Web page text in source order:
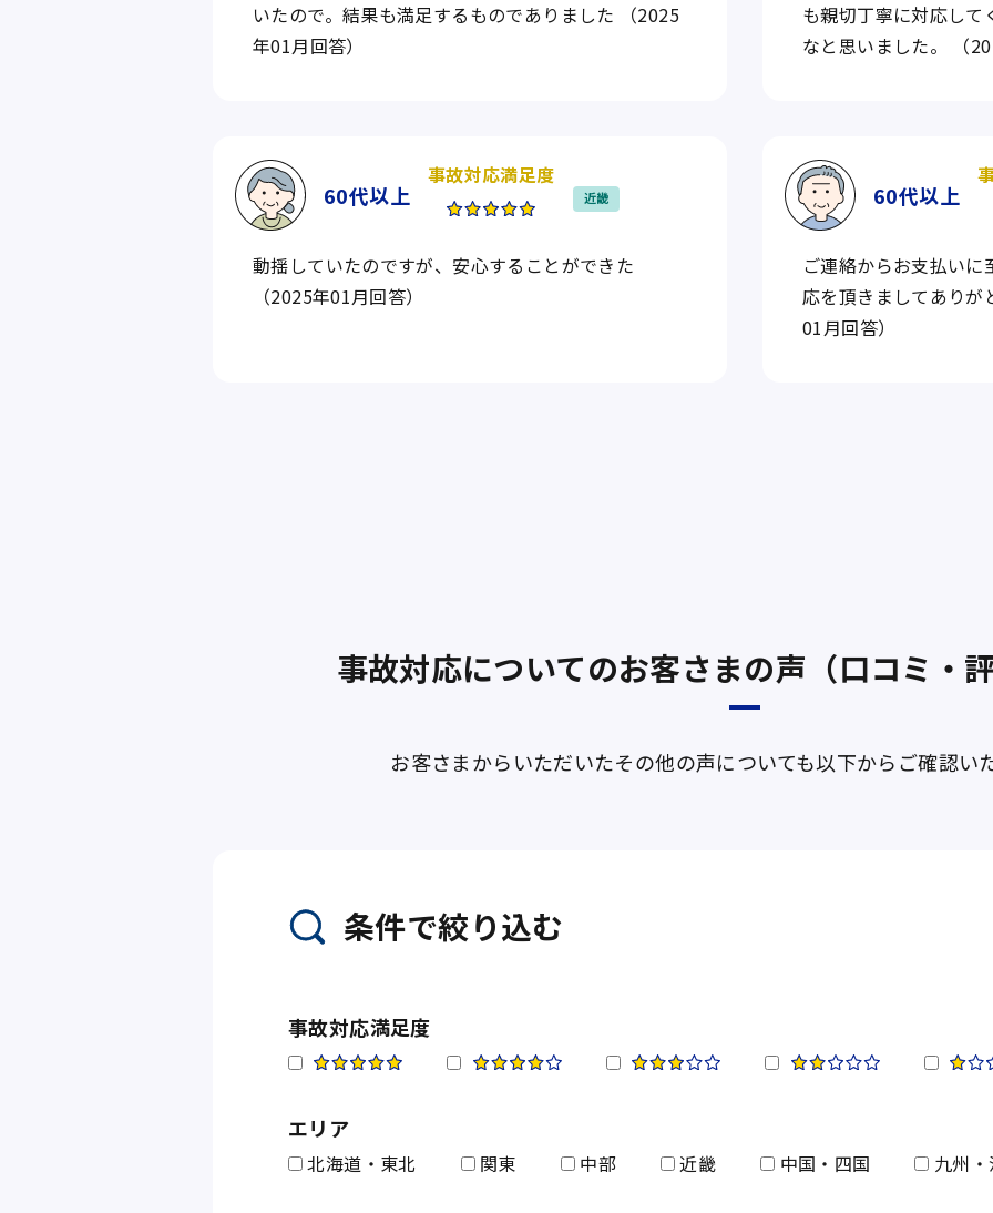
いたので。結果も満足するものでありました （2025
年01月回答）
も親切丁寧に対応して
なと思いました。 （
60代以上
事故対応満足度
近畿
動揺していたのですが、安心することができた
（2025年01月回答）
60代以上
ご連絡からお支払い
応を頂きましてあり
01月回答）
事故対応についてのお客さまの声（口コミ・
お客さまからいただいたその他の声についても以下からご確認い
条件で絞り込む
事故対応満足度
エリア
北海道・東北 関東 中部 近畿 中国・四国 九州